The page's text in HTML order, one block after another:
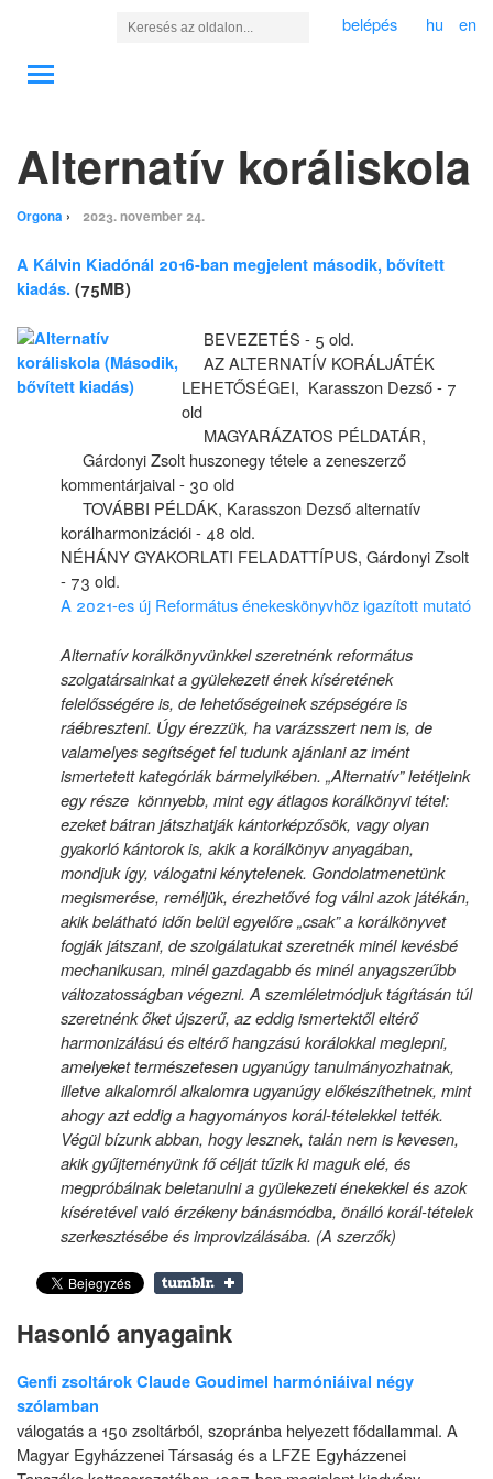
hu en
belépés
Alternatív koráliskola
Orgona 2023. november 24.
A Kálvin Kiadónál 2016-ban megjelent második, bővített
kiadás.(75MB)
BEVEZETÉS - 5 old.
AZ ALTERNATÍV KORÁLJÁTÉK
LEHETŐSÉGEI, Karasszon Dezső - 7
old
MAGYARÁZATOS PÉLDATÁR,
Gárdonyi Zsolt huszonegy tétele a zeneszerző
kommentárjaival - 30 old
TOVÁBBI PÉLDÁK, Karasszon Dezső alternatív
korálharmonizációi - 48 old.
NÉHÁNY GYAKORLATI FELADATTÍPUS, Gárdonyi Zsolt
- 73 old.
A 2021-es új Református énekeskönyvhöz igazított mutató
Alternatív korálkönyvünkkel szeretnénk református
szolgatársainkat a gyülekezeti ének kíséretének
felelősségére is, de lehetőségeinek szépségére is
ráébreszteni. Úgy érezzük, ha varázsszert nem is, de
valamelyes segítséget fel tudunk ajánlani az imént
ismertetett kategóriák bármelyikében. „Alternatív” letétjeink
egy része könnyebb, mint egy átlagos korálkönyvi tétel:
ezeket bátran játszhatják kántorképzősök, vagy olyan
gyakorló kántorok is, akik a korálkönyv anyagában,
mondjuk így, válogatni kénytelenek. Gondolatmenetünk
megismerése, reméljük, érezhetővé fog válni azok játékán,
akik belátható időn belül egyelőre „csak” a korálkönyvet
fogják játszani, de szolgálatukat szeretnék minél kevésbé
mechanikusan, minél gazdagabb és minél anyagszerűbb
változatosságban végezni. A szemléletmódjuk tágításán túl
szeretnénk őket újszerű, az eddig ismertektől eltérő
harmonizálású és eltérő hangzású korálokkal meglepni,
amelyeket természetesen ugyanúgy tanulmányozhatnak,
illetve alkalomról alkalomra ugyanúgy előkészíthetnek, mint
ahogy azt eddig a hagyományos korál-tételekkel tették.
Végül bízunk abban, hogy lesznek, talán nem is kevesen,
akik gyűjteményünk fő célját tűzik ki maguk elé, és
megpróbálnak beletanulni a gyülekezeti énekekkel és azok
kíséretével való érzékeny bánásmódba, önálló korál-tételek
szerkesztésébe és improvizálásába. (A szerzők)
Hasonló anyagaink
Genfi zsoltárok Claude Goudimel harmóniáival négy
szólamban
válogatás a 150 zsoltárból, szopránba helyezett fődallammal. A
Magyar Egyházzenei Társaság és a LFZE Egyházzenei